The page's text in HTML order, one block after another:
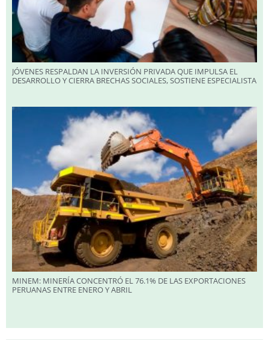
JÓVENES RESPALDAN LA INVERSIÓN PRIVADA QUE IMPULSA EL
DESARROLLO Y CIERRA BRECHAS SOCIALES, SOSTIENE ESPECIALISTA
MINEM: MINERÍA CONCENTRÓ EL 76.1% DE LAS EXPORTACIONES
PERUANAS ENTRE ENERO Y ABRIL